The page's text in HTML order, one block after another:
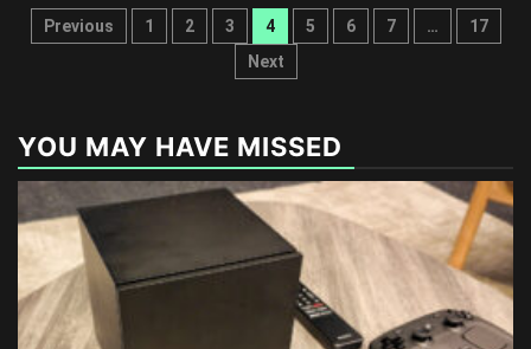
Posts
Previous 1 2 3 4 5 6 7 …
17
Next
YOU MAY HAVE MISSED